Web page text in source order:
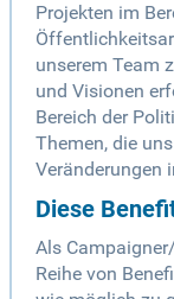
Projekten im
unserem Team
und Visionen
Bereich der
Themen, die
Veränderungen
Diese
Als
Reihe von